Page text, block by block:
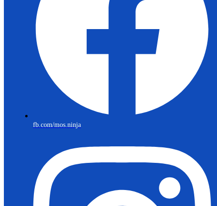
fb.com/mos.ninja